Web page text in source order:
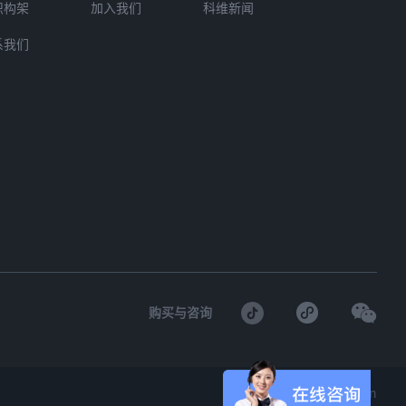
构架
们
加入我们 科维新闻
购买与咨询
网站设计:KomaDesign